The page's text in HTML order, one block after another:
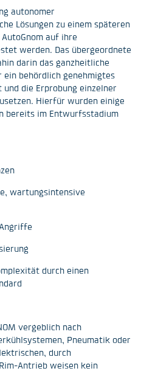
autonomer
Lösungen zu einem späteren
auf ihre
werden. Das übergeordnete
darin das ganzheitliche
behördlich genehmigtes
die Erprobung einzelner
Hierfür wurden einige
bereits im Entwurfsstadium
wartungsintensive
durch einen
vergeblich nach
Pneumatik oder
durch
Antrieb weisen kein